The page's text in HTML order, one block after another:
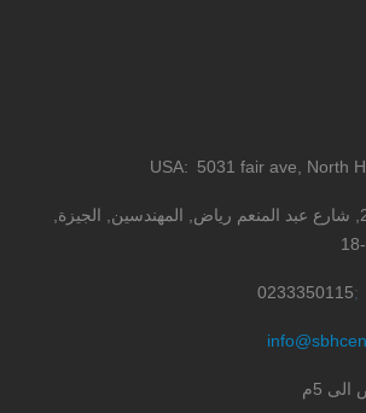
USA 5031 fair ave, North
برج 25, شارع عبد المنعم رياض, المهندسين, الجيزة,
0233350115